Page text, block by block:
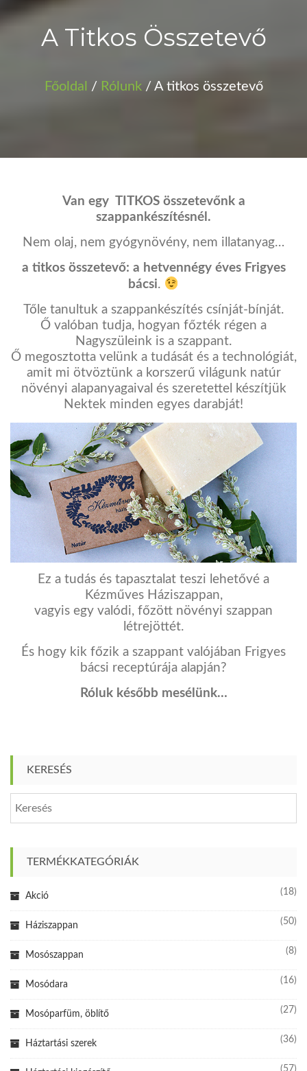
A Titkos Összetevő
Főoldal / Rólunk/ A titkos összetevő
Van egy TITKOS összetevőnk a
szappankészítésnél.
Nem olaj, nem gyógynövény, nem illatanyag…
a titkos összetevő: a hetvennégy éves Frigyes
bácsi.
Tőle tanultuk a szappankészítés csínját-bínját.
Ő valóban tudja, hogyan főzték régen a
Nagyszüleink is a szappant.
Ő megosztotta velünk a tudását és a technológiát,
amit mi ötvöztünk a korszerű világunk natúr
növényi alapanyagaival és szeretettel készítjük
Nektek minden egyes darabját!
Ez a tudás és tapasztalat teszi lehetővé a
Kézműves Háziszappan,
vagyis egy valódi, főzött növényi szappan
létrejöttét.
És hogy kik főzik a szappant valójában Frigyes
bácsi receptúrája alapján?
Róluk később mesélünk…
KERESÉS
TERMÉKKATEGÓRIÁK
Akció (18)
Háziszappan (50)
Mosószappan (8)
Mosódara (16)
Mosóparfüm, öblítő (27)
Háztartási szerek (36)
(57)